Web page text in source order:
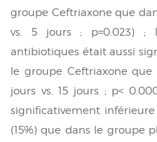
groupe Ceftriaxone que
vs. 5 jours ; p=0.023) ;
antibiotiques était aussi
le groupe Ceftriaxone que
jours vs. 15 jours ; p<
significativement
(15%) que dans le groupe